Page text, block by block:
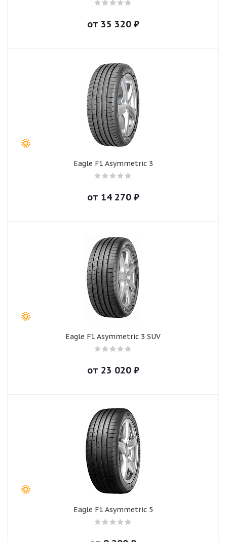
от 35 320₽
Eagle F1 Asymmetric 3
от 14 270₽
Eagle F1 Asymmetric 3 SUV
от 23 020₽
Eagle F1 Asymmetric 5